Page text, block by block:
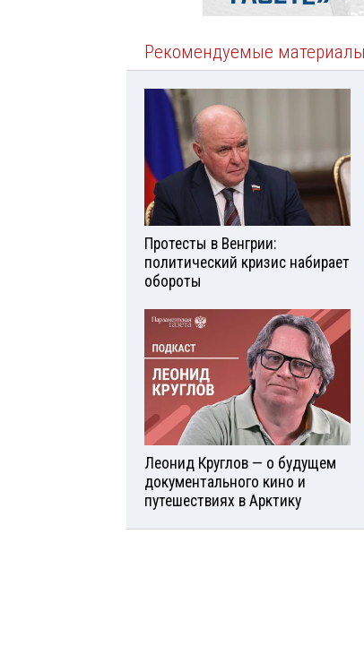
Рекомендуемые материалы
Протесты в Венгрии:
политический кризис набирает
обороты
Леонид Круглов — о будущем
документального кино и
путешествиях в Арктику